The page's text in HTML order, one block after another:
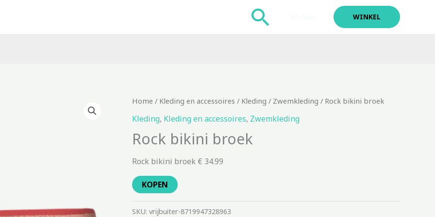
Zoeken WINKEL
Home / Kleding en accessoires / Kleding / Zwemkleding / Rock bikini broek
Kleding, Kleding en accessoires, Zwemkleding
Rock bikini broek
Rock bikini broek € 34.99
KOPEN
SKU: vrijbuiter-8719947328963